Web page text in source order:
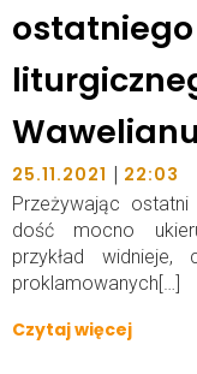
25.11.2021 | 22:03
Przeżywając
dość mocno
przykład widnieje,
proklamowanych[…]
Czytaj więcej